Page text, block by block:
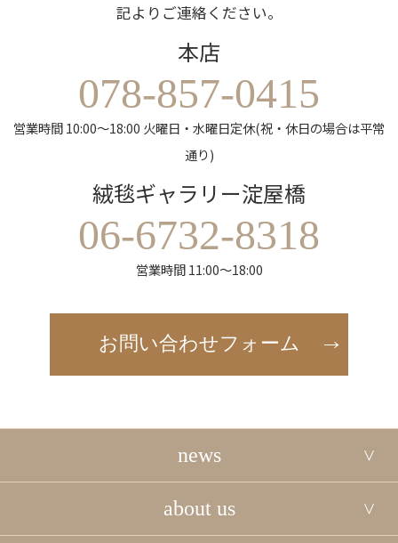
記よりご連絡ください。
本店
078-857-0415
営業時間 10:00～18:00 火曜日・水曜日定休(祝・休日の場合は平常
通り)
絨毯ギャラリー淀屋橋
06-6732-8318
営業時間 11:00～18:00
お問い合わせフォーム
news
about us